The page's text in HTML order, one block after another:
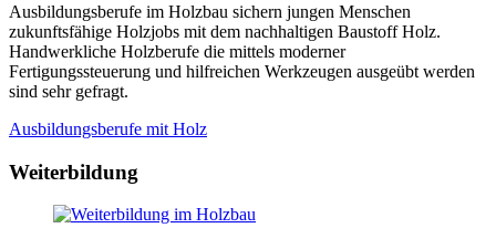
Ausbildungsberufe im Holzbau sichern jungen Menschen
zukunftsfähige Holzjobs mit dem nachhaltigen Baustoff Holz.
Handwerkliche Holzberufe die mittels moderner
Fertigungssteuerung und hilfreichen Werkzeugen ausgeübt werden
sind sehr gefragt.
Ausbildungsberufe mit Holz
Weiterbildung